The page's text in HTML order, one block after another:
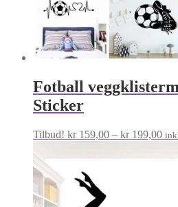
Fotball
Sticker
Tilbud! kr159,00 – kr199,00
til